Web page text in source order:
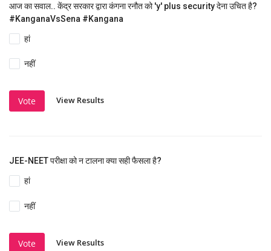
आज का सवाल.. केंद्र सरकार द्वारा कंगना रनौत को 'y' plus security देना उचित है?
#KanganaVsSena #Kangana
हां
नहीं
Vote View Results
JEE-NEET परीक्षा को न टालना क्या सही फैसला है?
हां
नहीं
Vote View Results